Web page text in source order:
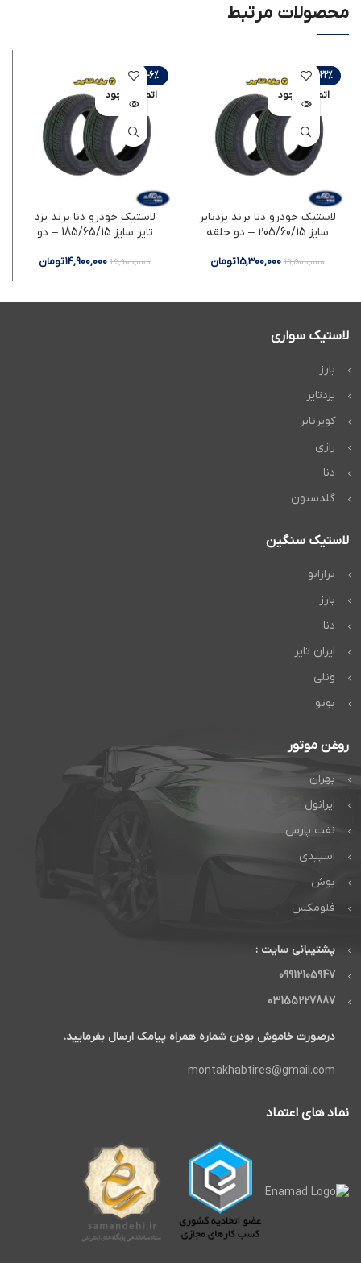
محصولات مرتبط
-22%
اتمام موجود
ی
لاستیک خودرو دنا برند یزدتایر
سایز 205/60/15 – دو حلقه
19,500,000
15,300,000تومان
-6%
اتمام موجود
ی
لاستیک خودرو دنا برند یزد
تایر سایز 185/65/15 – دو
15,900,000
14,900,000تومان
لاستیک سواری
بارز
یزدتایر
کویرتایر
رازی
دنا
گلدستون
لاستیک سنگین
ترازانو
بارز
دنا
ایران تایر
ونلی
بوتو
روغن موتور
بهران
ایرانول
نفت پارس
اسپیدی
بوش
فلومکس
پشتیبانی سایت :
09912105947
03155227887
درصورت خاموش بودن شماره همراه پیامک ارسال بفرمایید.
montakhabtires@gmail.com
نماد های اعتماد